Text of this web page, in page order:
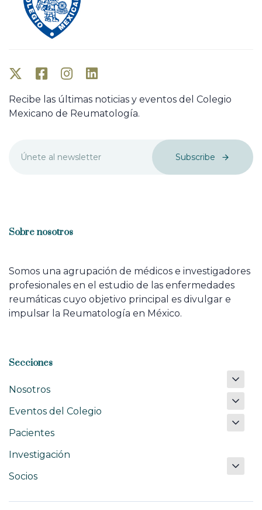
Recibe las últimas noticias y eventos del Colegio
Mexicano de Reumatología.
Subscribe
Sobre nosotros
Somos una agrupación de médicos e investigadores
profesionales en el estudio de las enfermedades
reumáticas cuyo objetivo principal es divulgar e
impulsar la Reumatología en México.
Secciones
Nosotros
Eventos del Colegio
Pacientes
Investigación
Socios